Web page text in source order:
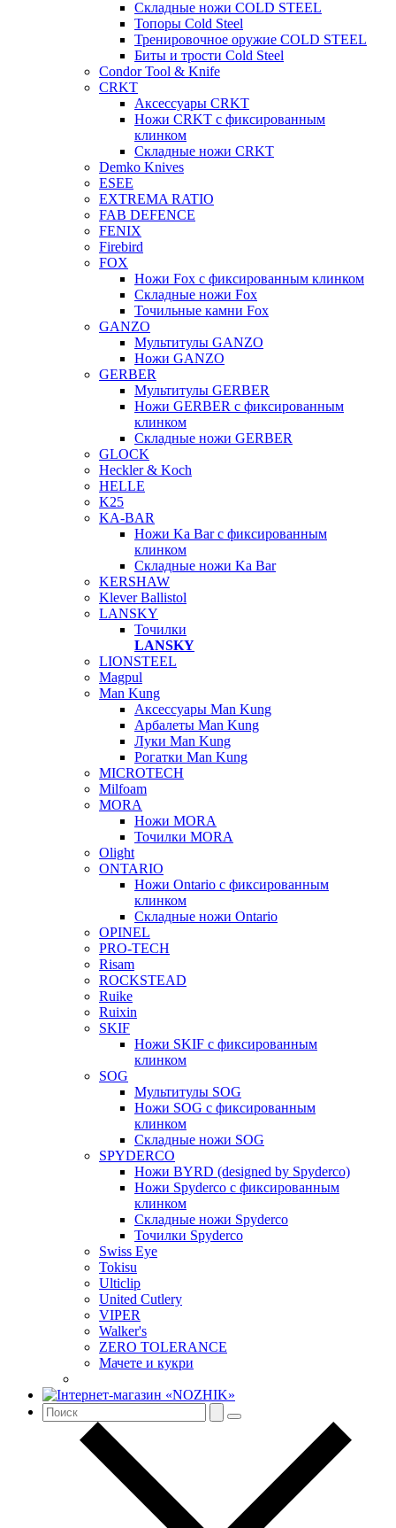
Складные ножи COLD STEEL
Топоры Cold Steel
Тренировочное оружие COLD STEEL
Биты и трости Cold Steel
Condor Tool & Knife
CRKT
Аксессуары CRKT
Ножи CRKT с фиксированным
клинком
Складные ножи CRKT
Demko Knives
ESEE
EXTREMA RATIO
FAB DEFENCE
FENIX
Firebird
FOX
Ножи Fox с фиксированным клинком
Складные ножи Fox
Точильные камни Fox
GANZO
Мультитулы GANZO
Ножи GANZO
GERBER
Мультитулы GERBER
Ножи GERBER с фиксированным
клинком
Складные ножи GERBER
GLOCK
Heckler & Koch
HELLE
K25
KA-BAR
Ножи Ka Bar c фиксированным
клинком
Складные ножи Ka Bar
KERSHAW
Klever Ballistol
LANSKY
Точилки
LANSKY
LIONSTEEL
Magpul
Man Kung
Аксессуары Man Kung
Арбалеты Man Kung
Луки Man Kung
Рогатки Man Kung
MICROTECH
Milfoam
MORA
Ножи MORA
Точилки MORA
Olight
ONTARIO
Ножи Ontario c фиксированным
клинком
Складные ножи Ontario
OPINEL
PRO-TECH
Risam
ROCKSTEAD
Ruike
Ruixin
SKIF
Ножи SKIF с фиксированным
клинком
SOG
Мультитулы SOG
Ножи SOG с фиксированным
клинком
Складные ножи SOG
SPYDERCO
Ножи BYRD (designed by Spyderco)
Ножи Spyderco c фиксированным
клинком
Складные ножи Spyderco
Точилки Spyderco
Swiss Eye
Tokisu
Ulticlip
United Cutlery
VIPER
Walker's
ZERO TOLERANCE
Мачете и кукри